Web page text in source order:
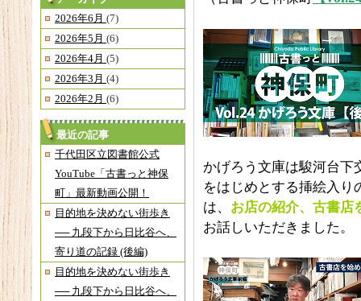
2026年6月 (7)
2026年5月 (6)
2026年4月 (5)
2026年3月 (4)
2026年2月 (6)
最近の記事
千代田区立図書館公式
YouTube「古書っと神保
町」最新動画公開！
目的地を決めない街歩き
── 九段下から日比谷へ、
寄り道の記録 (後編)
目的地を決めない街歩き
── 九段下から日比谷へ、
かげろう文庫は駿河台下
をはじめとする挿絵入り
は、 お店の紹介、古書店
お話しいただきました。